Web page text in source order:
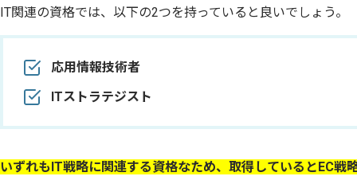
IT関連の資格では、以下の2つを持っていると良いでしょう。
応用情報技術者
ITストラテジスト
いずれもIT戦略に関連する資格なため、取得しているとEC戦